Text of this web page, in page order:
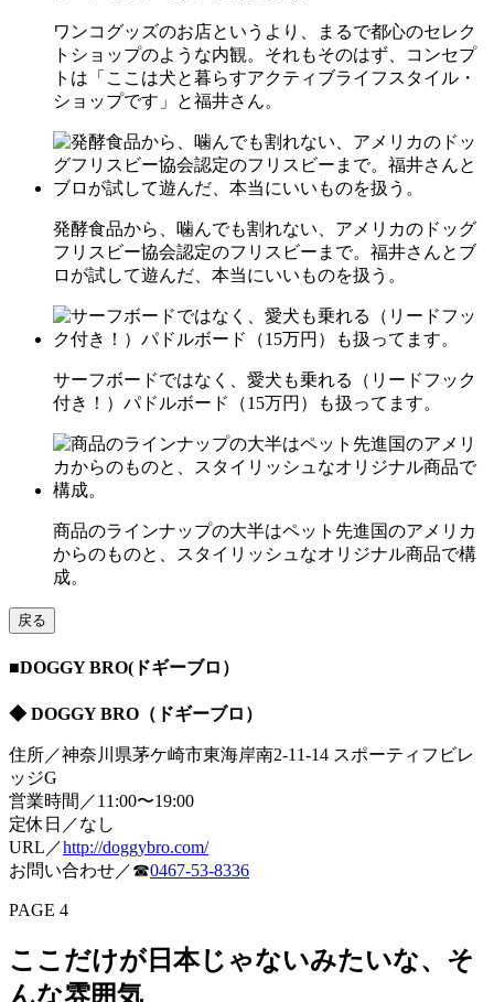
ワンコグッズのお店というより、まるで都心のセレク
トショップのような内観。それもそのはず、コンセプ
トは「ここは犬と暮らすアクティブライフスタイル・
ショップです」と福井さん。
発酵食品から、噛んでも割れない、アメリカのドッグ
フリスビー協会認定のフリスビーまで。福井さんとブ
ロが試して遊んだ、本当にいいものを扱う。
サーフボードではなく、愛犬も乗れる（リードフック
付き！）パドルボード（15万円）も扱ってます。
商品のラインナップの大半はペット先進国のアメリカ
からのものと、スタイリッシュなオリジナル商品で構
成。
戻る
■DOGGY BRO(ドギーブロ）
◆ DOGGY BRO（ドギーブロ）
住所／神奈川県茅ケ崎市東海岸南2-11-14 スポーティフビレ
ッジG
営業時間／11:00〜19:00
定休日／なし
URL／http://doggybro.com/
お問い合わせ／☎︎0467-53-8336
PAGE 4
ここだけが日本じゃないみたいな、そ
んな雰囲気